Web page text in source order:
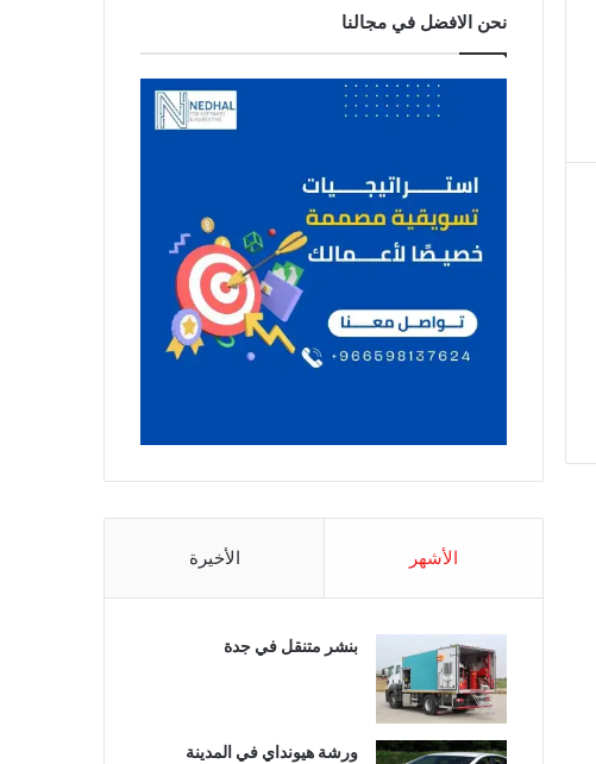
نحن الافضل في مجالنا
الأشهر الأخيرة
بنشر متنقل في جدة
ورشة هيونداي في المدينة